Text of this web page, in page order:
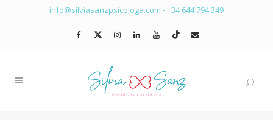
info@silviasanzpsicologa.com -+34 644 794 349